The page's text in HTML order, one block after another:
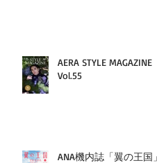
AERA STYLE MAGAZINE
Vol.55
ANA機内誌「翼の王国」